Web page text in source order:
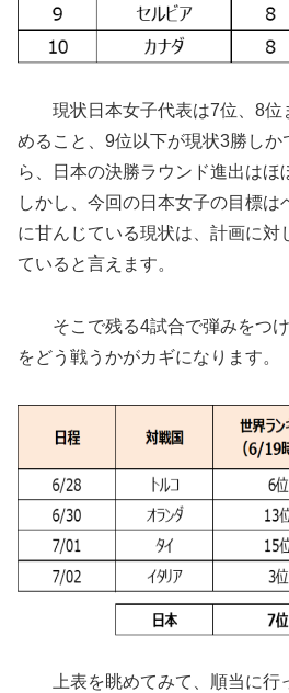
現状日本女子代表は7位、8位
めること、9位以下が現状3勝しか
ら、日本の決勝ラウンド進出はほ
しかし、今回の日本女子の目標は
に甘んじている現状は、計画に対
ていると言えます。
そこで残る4試合で弾みをつけ
をどう戦うかがカギになります。
上表を眺めてみて、順当に行